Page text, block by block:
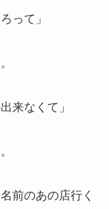
って」
来なくて」
前のあの店行く